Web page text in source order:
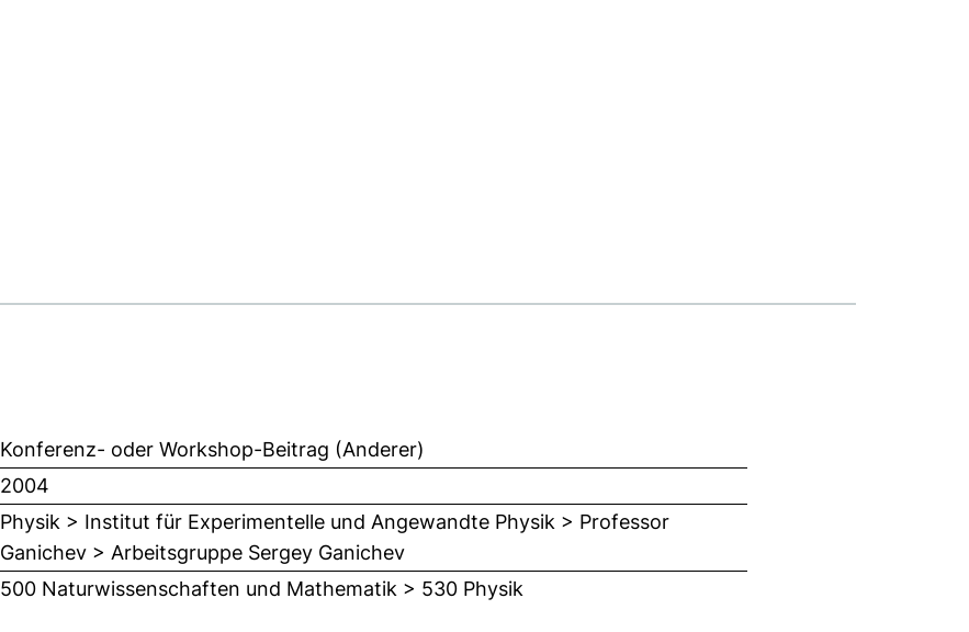
Konferenz- oder Workshop-Beitrag (Anderer)
2004
Physik > Institut für Experimentelle und Angewandte Physik > Professor
Ganichev > Arbeitsgruppe Sergey Ganichev
500 Naturwissenschaften und Mathematik > 530 Physik